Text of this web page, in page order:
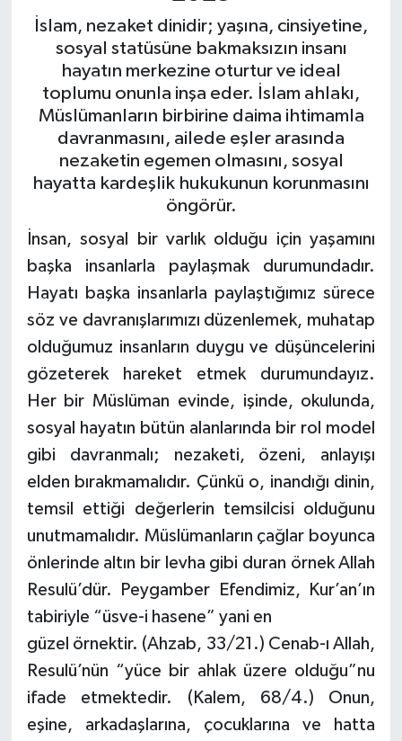
İslam, nezaket dinidir; yaşına, cinsiyetine,
sosyal statüsüne bakmaksızın insanı
hayatın merkezine oturtur ve ideal
toplumu onunla inşa eder. İslam ahlakı,
Müslümanların birbirine daima ihtimamla
davranmasını, ailede eşler arasında
nezaketin egemen olmasını, sosyal
hayatta kardeşlik hukukunun korunmasını
öngörür.
İnsan, sosyal bir varlık olduğu için yaşamını
başka insanlarla paylaşmak durumundadır.
Hayatı başka insanlarla paylaştığımız sürece
söz ve davranışlarımızı düzenlemek, muhatap
olduğumuz insanların duygu ve düşüncelerini
gözeterek hareket etmek durumundayız.
Her bir Müslüman evinde, işinde, okulunda,
sosyal hayatın bütün alanlarında bir rol model
gibi davranmalı; nezaketi, özeni, anlayışı
elden bırakmamalıdır. Çünkü o, inandığı dinin,
temsil ettiği değerlerin temsilcisi olduğunu
unutmamalıdır. Müslümanların çağlar boyunca
önlerinde altın bir levha gibi duran örnek Allah
Resulü’dür. Peygamber Efendimiz, Kur’an’ın
tabiriyle “üsve-i hasene” yani en
güzel örnektir. (Ahzab, 33/21.) Cenab-ı Allah,
Resulü’nün “yüce bir ahlak üzere olduğu”nu
ifade etmektedir. (Kalem, 68/4.) Onun,
eşine, arkadaşlarına, çocuklarına ve hatta
Bitlis Müftülüğü
Bolu Müftülüğü
Burdur Müftülüğü
Bursa Müftülüğü
Çankırı Müftülüğü
Çorum Müftülüğü
Diyarbakır Müftülüğü
Düzce Müftülüğü
Edirne Müftülüğü
Elazığ Müftülüğü
Erzincan Müftülüğü
Erzurum Müftülüğü
Eskişehir Müftülüğü
Gaziantep Müftülüğü
Sağlık
Makaleler
Ekonomi
Duyurular
Bilim, Teknoloji
Biyografiler
İhtida Haberleri
YAŞAM